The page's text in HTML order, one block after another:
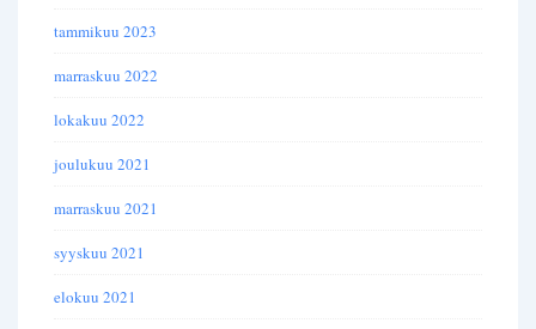
tammikuu 2023
marraskuu 2022
lokakuu 2022
joulukuu 2021
marraskuu 2021
syyskuu 2021
elokuu 2021